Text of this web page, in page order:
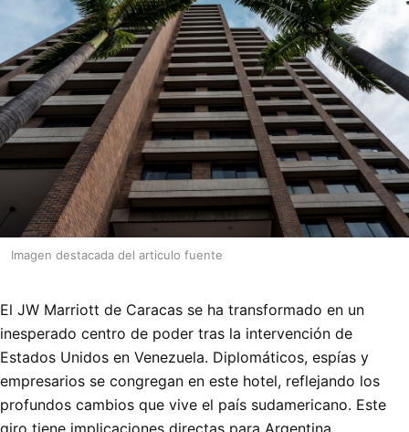
Imagen destacada del articulo fuente
El JW Marriott de Caracas se ha transformado en un
inesperado centro de poder tras la intervención de
Estados Unidos en Venezuela. Diplomáticos, espías y
empresarios se congregan en este hotel, reflejando los
profundos cambios que vive el país sudamericano. Este